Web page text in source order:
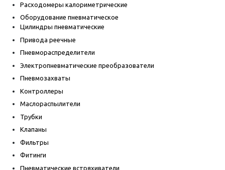
Расходомеры калориметрические
Оборудование пневматическое
Цилиндры пневматические
Привода реечные
Пневмораспределители
Электропневматические преобразователи
Пневмозахваты
Контроллеры
Маслораспылители
Трубки
Клапаны
Фильтры
Фитинги
Пневматические встряхиватели